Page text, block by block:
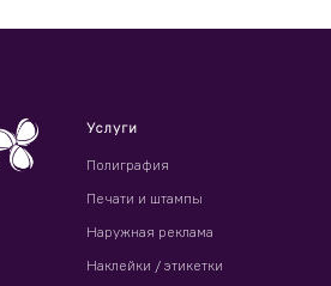
Услуги
Полиграфия
Печати и штампы
Наружная реклама
Наклейки / этикетки